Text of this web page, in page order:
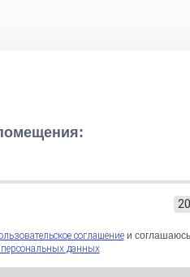
соглашениеи соглашаюсь
персональных данных